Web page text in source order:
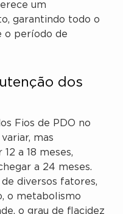
um
garantindo todo o
o período de
dos
Fios de PDO no
mas
a 18 meses,
a 24 meses.
diversos fatores,
o metabolismo
o grau de flacidez